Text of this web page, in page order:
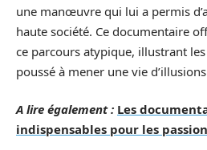
une manœuvre qui lui a permis
haute société. Ce documentaire
ce parcours atypique, illustrant
poussé à mener une vie
A lire également : Les
indispensables pour les